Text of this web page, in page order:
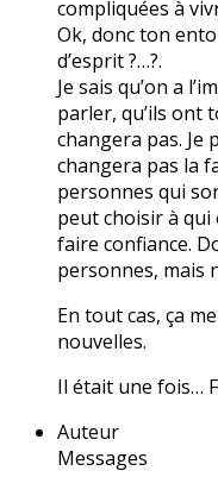
compliquées à
Ok, donc ton
d’esprit ?…?.
Je sais qu’on a
parler, qu’ils ont
changera pas. Je
changera pas la
personnes qui
peut choisir à
faire confiance.
personnes, mais
En tout cas, ça
nouvelles.
Il était une fois…
Auteur
Messages